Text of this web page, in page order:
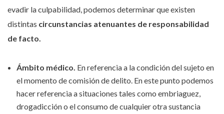
evadir la culpabilidad, podemos determinar que existen
distintas circunstancias atenuantes de responsabilidad
de facto.
Ámbito médico. En referencia a la condición del sujeto en
el momento de comisión de delito. En este punto podemos
hacer referencia a situaciones tales como embriaguez,
drogadicción o el consumo de cualquier otra sustancia